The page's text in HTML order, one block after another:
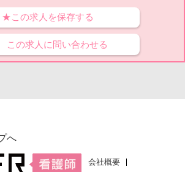
★この求人を保存する
この求人に問い合わせる
へ
会社概要